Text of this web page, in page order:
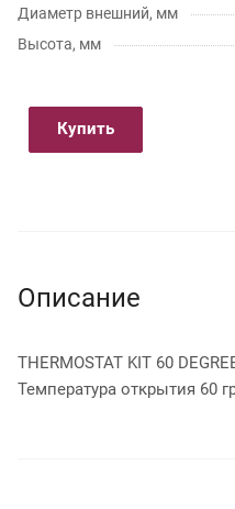
Диаметр внешний, мм
Высота, мм
Купить
Описание
THERMOSTAT KIT 60
Температура открытия 60